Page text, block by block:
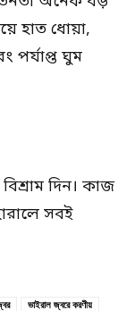
হাত ধোয়া,
পর্যাপ্ত ঘুম
দিন। কাজ
সবই
ভাইরাল জ্বরে করণীয়